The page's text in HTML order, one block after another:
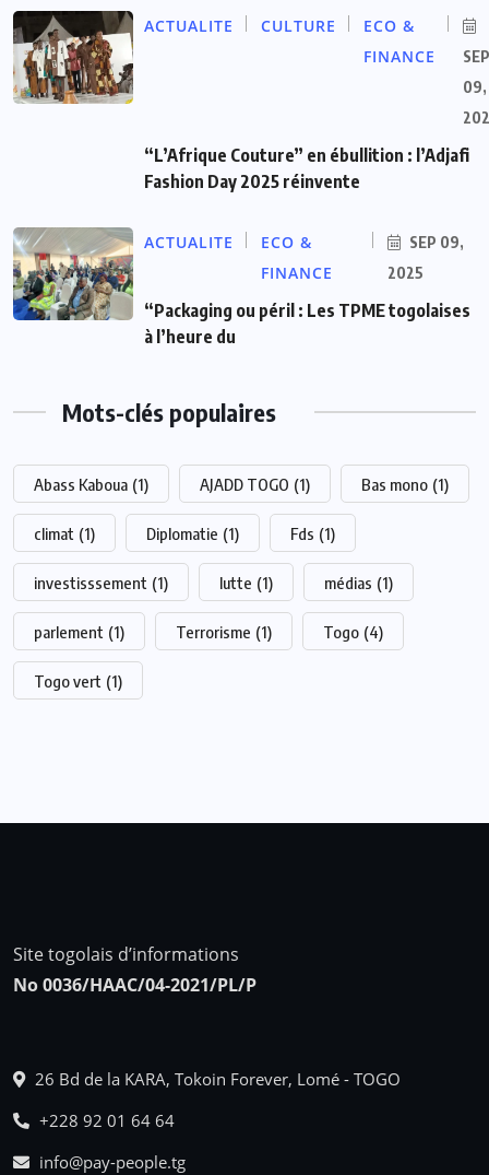
ACTUALITE CULTURE
ECO &
FINANCE
SEP
09,
“L’Afrique Couture” en ébullition : l’Adjafi
Fashion Day 2025 réinvente
ACTUALITE
ECO &
FINANCE
SEP 09,
2025
“Packaging ou péril : Les TPME togolaises
à l’heure du
Mots-clés populaires
Abass Kaboua (1) AJADD TOGO (1) Bas mono (1)
climat (1) Diplomatie (1) Fds (1)
investisssement (1) lutte (1) médias (1)
parlement (1) Terrorisme (1) Togo (4)
Togo vert (1)
Site togolais d’informations
No 0036/HAAC/04-2021/PL/P
26 Bd de la KARA, Tokoin Forever, Lomé - TOGO
+228 92 01 64 64
info@pay-people.tg